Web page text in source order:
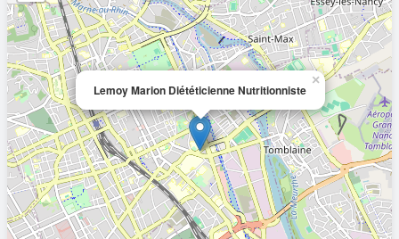
Lemoy Marion Diététicienne Nutritionniste
×